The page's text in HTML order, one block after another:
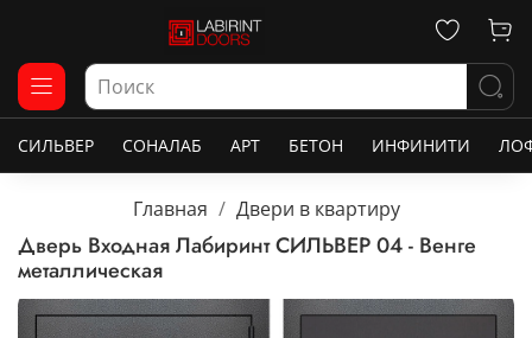
СИЛЬВЕР СОНАЛАБ АРТ БЕТОН ИНФИНИТИ
Главная Двери в квартиру
Дверь Входная Лабиринт СИЛЬВЕР 04 - Венге
металлическая